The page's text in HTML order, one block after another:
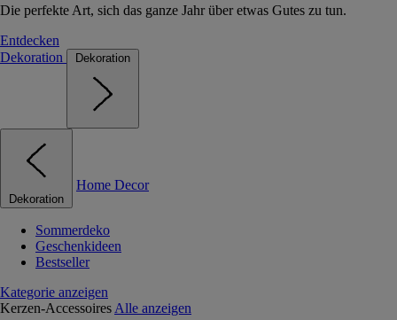
Die perfekte Art, sich das ganze Jahr über etwas Gutes zu tun.
Entdecken
Dekoration
Dekoration
Dekoration
Home Decor
Sommerdeko
Geschenkideen
Bestseller
Kategorie anzeigen
Kerzen-Accessoires Alle anzeigen